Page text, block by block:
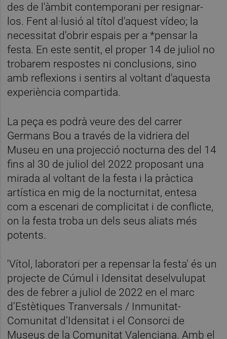
des de l'àmbit contemporani per resignar-
los. Fent al·lusió al títol d'aquest vídeo; la
necessitat d'obrir espais per a *pensar la
festa. En este sentit, el proper 14 de juliol no
trobarem respostes ni conclusions, sino
amb reflexions i sentirs al voltant d'aquesta
experiència compartida.
La peça es podrà veure des del carrer
Germans Bou a través de la vidriera del
Museu en una projecció nocturna des del 14
fins al 30 de juliol del 2022 proposant una
mirada al voltant de la festa i la pràctica
artística en mig de la nocturnitat, entesa
com a escenari de complicitat i de conflicte,
on la festa troba un dels seus aliats més
potents.
'Vítol, laboratori per a repensar la festa' és un
projecte de Cúmul i Idensitat deselvulupat
des de febrer a juliol de 2022 en el marc
d’Estètiques Tranversals / Inmunitat-
Comunitat d’Idensitat i el Consorci de
Museus de la Comunitat Valenciana. Amb el